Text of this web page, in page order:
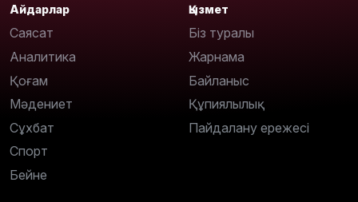
Айдарлар
Саясат
Аналитика
Қоғам
Мәдениет
Сұхбат
Спорт
Бейне
Қызмет
Біз туралы
Жарнама
Байланыс
Құпиялылық
Пайдалану ережесі